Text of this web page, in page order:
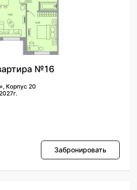
№16
Корпус 20
Забронировать